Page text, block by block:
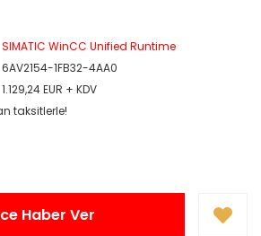
SIMATIC WinCC Unified Runtime
6AV2154-1FB32-4AA0
1.129,24 EUR + KDV
taksitlerle!
Haber Ver